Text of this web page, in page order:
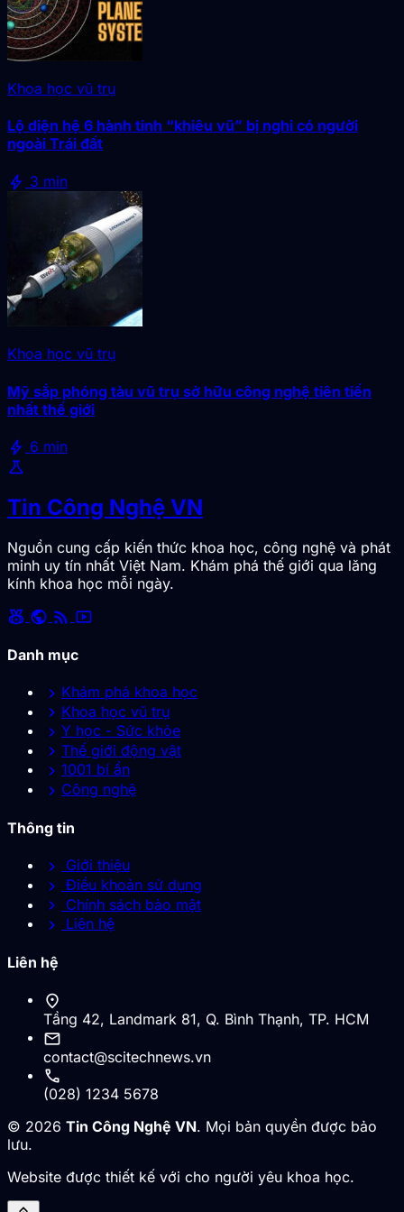
Khoa học vũ trụ
Lộ diện hệ 6 hành tinh “khiêu vũ” bị nghi có người
ngoài Trái đất
bolt 3 min
Khoa học vũ trụ
Mỹ sắp phóng tàu vũ trụ sở hữu công nghệ tiên tiến
nhất thế giới
bolt 6 min
science
Tin Công Nghệ VN
Nguồn cung cấp kiến thức khoa học, công nghệ và phát
minh uy tín nhất Việt Nam. Khám phá thế giới qua lăng
kính khoa học mỗi ngày.
social_leaderboard public rss_feed smart_display
Danh mục
chevron_right Khám phá khoa học
chevron_right Khoa học vũ trụ
chevron_right Y học - Sức khỏe
chevron_right Thế giới động vật
chevron_right 1001 bí ẩn
chevron_right Công nghệ
Thông tin
chevron_right Giới thiệu
chevron_right Điều khoản sử dụng
chevron_right Chính sách bảo mật
chevron_right Liên hệ
Liên hệ
location_on
Tầng 42, Landmark 81, Q. Bình Thạnh, TP. HCM
mail
contact@scitechnews.vn
call
(028) 1234 5678
© 2026 Tin Công Nghệ VN. Mọi bản quyền được bảo
lưu.
Website được thiết kế với cho người yêu khoa học.